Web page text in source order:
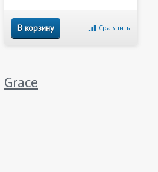
В корзину Сравнить
Grace